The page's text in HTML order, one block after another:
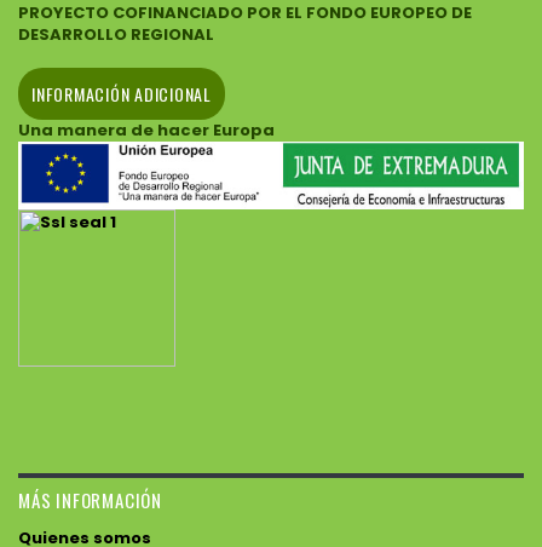
PROYECTO COFINANCIADO POR EL FONDO EUROPEO DE
DESARROLLO REGIONAL
INFORMACIÓN ADICIONAL
Una manera de hacer Europa
MÁS INFORMACIÓN
Quienes somos